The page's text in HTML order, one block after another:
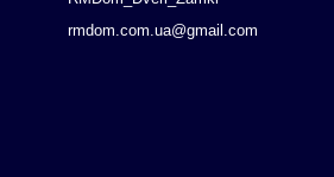
rmdom.com.ua@gmail.com